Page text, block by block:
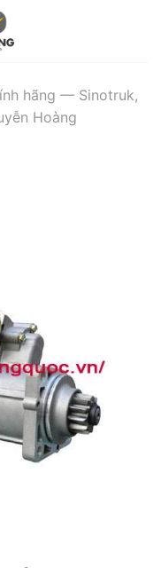
hãng — Sinotruk,
Hoàng